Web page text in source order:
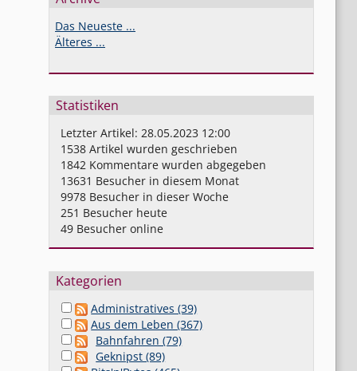
Das Neueste ...
Älteres ...
Statistiken
Letzter Artikel: 28.05.2023 12:00
1538Artikel wurden geschrieben
1842Kommentare wurden abgegeben
13631 Besucher in diesem Monat
9978Besucher in dieser Woche
251 Besucher heute
49Besucher online
Kategorien
Administratives (39)
Aus dem Leben (367)
Bahnfahren (79)
Geknipst (89)